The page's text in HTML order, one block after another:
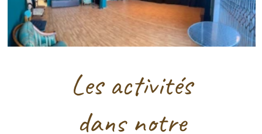
Cliquez sur l’activité qui vous intéresse pour accéder aux détails :
Cours de chant
Ateliers clown adultes